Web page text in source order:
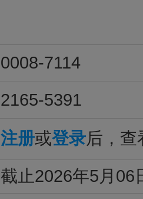
0008-7114
2165-5391
注册或登录后，查
截止2026年5月06